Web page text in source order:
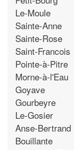
Le-Moule
Sainte-Anne
Sainte-Rose
Saint-Francois
Pointe-à-Pitre
Morne-à-l'Eau
Goyave
Gourbeyre
Le-Gosier
Anse-Bertrand
Bouillante